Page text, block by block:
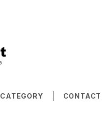
CATEGORY CONTACT